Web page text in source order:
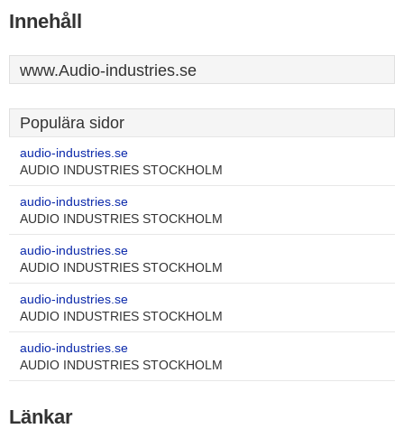
Innehåll
www.Audio-industries.se
Populära sidor
audio-industries.se
AUDIO INDUSTRIES STOCKHOLM
audio-industries.se
AUDIO INDUSTRIES STOCKHOLM
audio-industries.se
AUDIO INDUSTRIES STOCKHOLM
audio-industries.se
AUDIO INDUSTRIES STOCKHOLM
audio-industries.se
AUDIO INDUSTRIES STOCKHOLM
Länkar